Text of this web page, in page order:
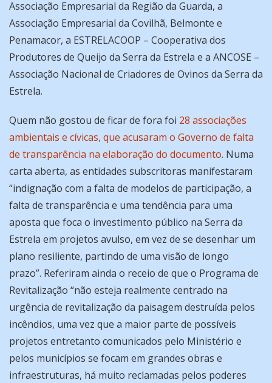
Associação Empresarial da Região da Guarda, a
Associação Empresarial da Covilhã, Belmonte e
Penamacor, a ESTRELACOOP – Cooperativa dos
Produtores de Queijo da Serra da Estrela e a ANCOSE –
Associação Nacional de Criadores de Ovinos da Serra da
Estrela.
Quem não gostou de ficar de fora foi 28 associações
ambientais e cívicas, que acusaram o Governo de falta
de transparência na elaboração do documento. Numa
carta aberta, as entidades subscritoras manifestaram
“indignação com a falta de modelos de participação, a
falta de transparência e uma tendência para uma
aposta que foca o investimento público na Serra da
Estrela em projetos avulso, em vez de se desenhar um
plano resiliente, partindo de uma visão de longo
prazo”. Referiram ainda o receio de que o Programa de
Revitalização “não esteja realmente centrado na
urgência de revitalização da paisagem destruída pelos
incêndios, uma vez que a maior parte de possíveis
projetos entretanto comunicados pelo Ministério e
pelos municípios se focam em grandes obras e
infraestruturas, há muito reclamadas pelos poderes